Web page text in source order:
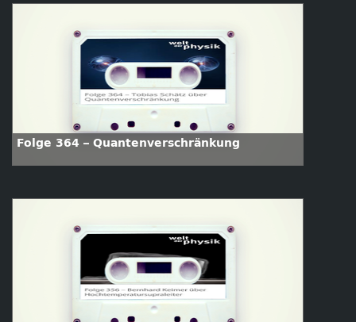
Folge 364 – Quantenverschränkung